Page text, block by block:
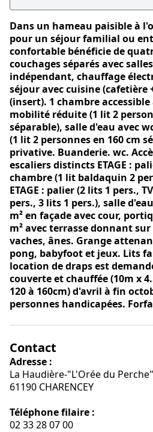
Dans un hameau paisible à
pour un séjour familial ou
confortable bénéficie de
couchages séparés avec
indépendant, chauffage
séjour avec cuisine (cafetière
(insert). 1 chambre
mobilité réduite (1 lit 2
séparable), salle d'eau avec
(1 lit 2 personnes en 160 cm
privative. Buanderie. wc.
escaliers distincts ETAGE :
chambre (1 lit baldaquin 2
ETAGE : palier (2 lits 1 pers.,
pers., 3 lits 1 pers.), salle
m² en façade avec cour,
m² avec terrasse donnant
vaches, ânes. Grange
pong, babyfoot et jeux. Lits
location de draps est
couverte et chauffée (10m x
120 à 160cm) d'avril à fin
personnes handicapées.
Contact
Adresse :
La Haudière-"L'Orée du Perche"
61190 CHARENCEY
Téléphone filaire :
02 33 28 07 00